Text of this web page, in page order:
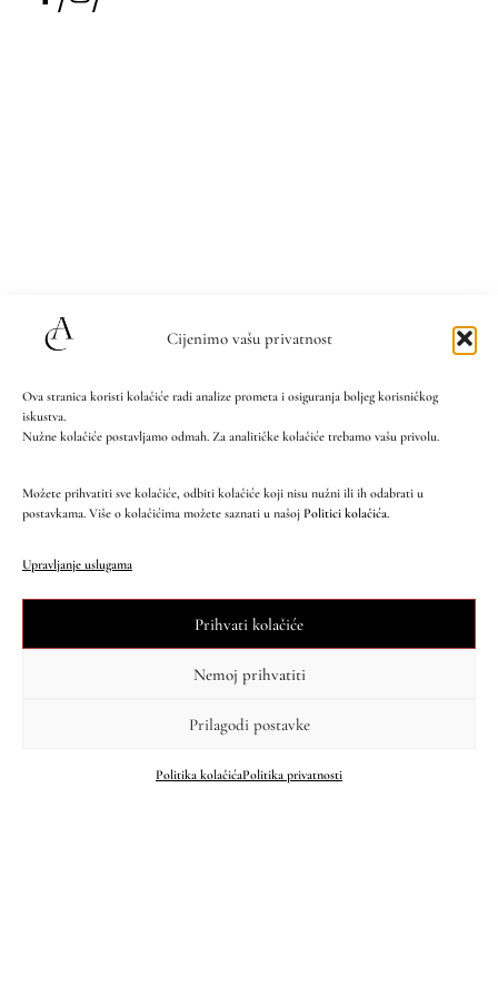
Cijenimo vašu privatnost
Ova stranica koristi kolačiće radi analize prometa i osiguranja boljeg korisničkog
iskustva.
Nužne kolačiće postavljamo odmah. Za analitičke kolačiće trebamo vašu privolu.
Možete prihvatiti sve kolačiće, odbiti kolačiće koji nisu nužni ili ih odabrati u
postavkama. Više o kolačićima možete saznati u našoj Politici kolačića
Upravljanje uslugama
Prihvati kolačiće
Nemoj prihvatiti
Prilagodi postavke
Politika kolačićaPolitika privatnosti